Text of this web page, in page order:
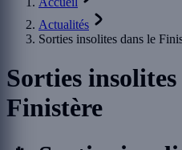
Actualités
Sorties insolites dans le
Sorties
Finistère